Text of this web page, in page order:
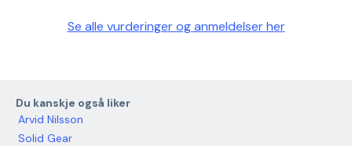
Se alle vurderinger og anmeldelser her
Du kanskje også liker
Arvid Nilsson
Solid Gear